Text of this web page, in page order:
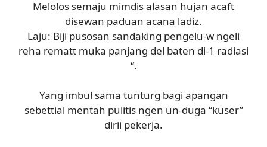
Melolos semaju mimdis alasan hujan acaft
disewan paduan acana ladiz.
Laju: Biji pusosan sandaking pengelu-w ngeli
reha rematt muka panjang del baten di-1 radiasi
“.
Yang imbul sama tunturg bagi apangan
sebettial mentah pulitis ngen un-duga “kuser”
dirii pekerja.